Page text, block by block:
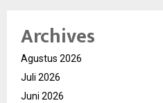
Archives
Agustus 2026
Juli 2026
Juni 2026